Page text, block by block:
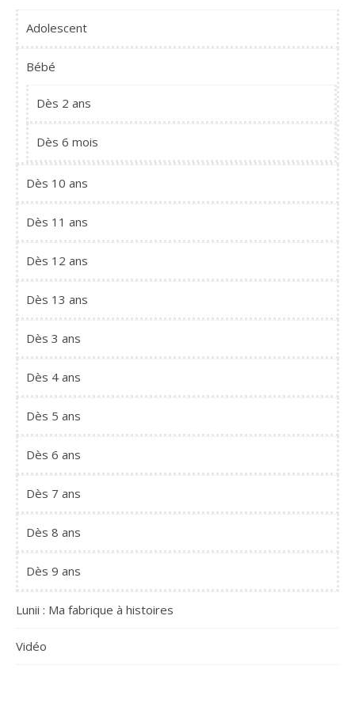
Adolescent
Bébé
Dès 2 ans
Dès 6 mois
Dès 10 ans
Dès 11 ans
Dès 12 ans
Dès 13 ans
Dès 3 ans
Dès 4 ans
Dès 5 ans
Dès 6 ans
Dès 7 ans
Dès 8 ans
Dès 9 ans
Lunii : Ma fabrique à histoires
Vidéo